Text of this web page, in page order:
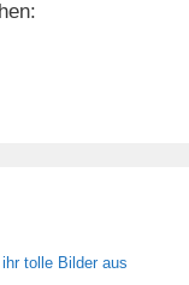
tolle Bilder aus